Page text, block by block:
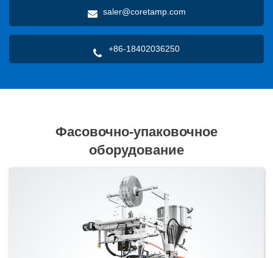
saler@coretamp.com
+86-18402036250
Фасовочно-упаковочное
оборудование